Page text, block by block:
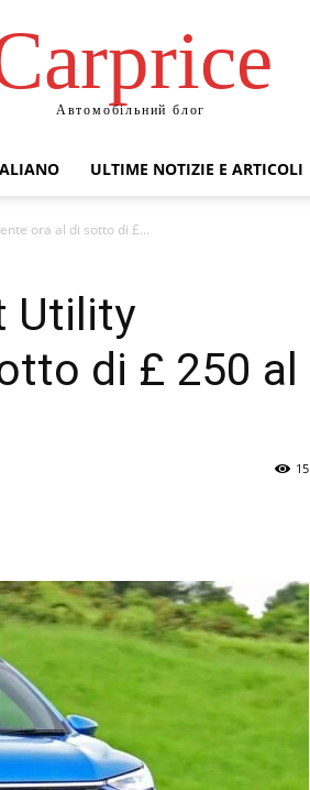
Автомобільний блог
ULTIME NOTIZIE E ARTICOLI
ora al di sotto di £...
Utility
di £ 250 al
15